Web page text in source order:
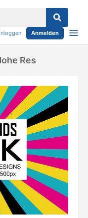
Anmelden
Res